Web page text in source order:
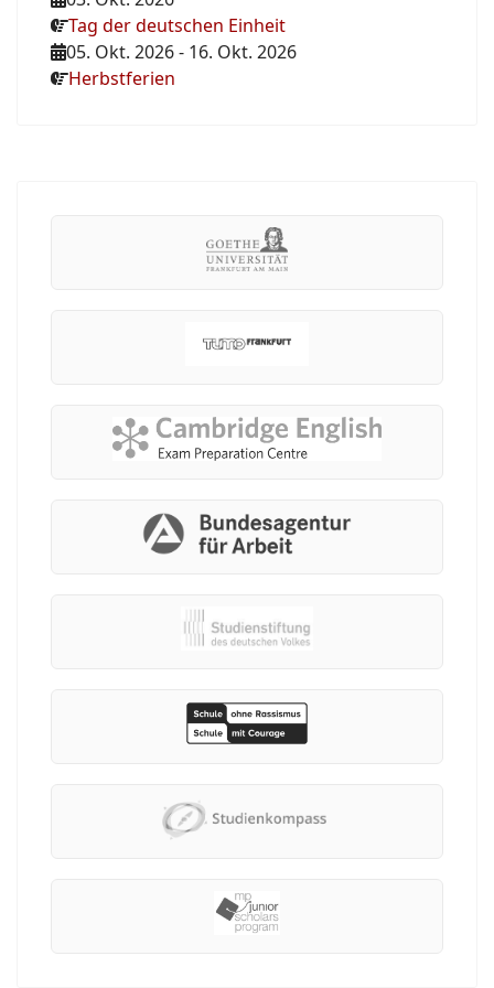
Tag der deutschen Einheit
05. Okt. 2026- 16. Okt. 2026
Herbstferien